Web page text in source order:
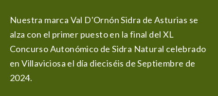
Nuestra marca Val D'Ornón Sidra de Asturias se
alza con el primer puesto en la final del XL
Concurso Autonómico de Sidra Natural celebrado
en Villaviciosa el día dieciséis de Septiembre de
2024.